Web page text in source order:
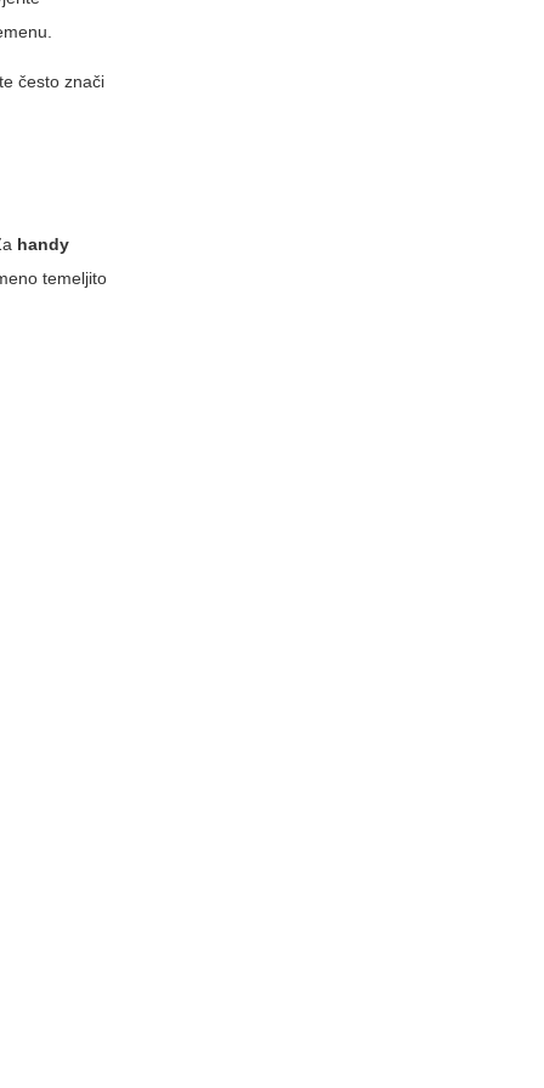
često znači
handy
temeljito